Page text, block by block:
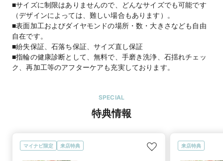
■サイズに制限はありませんので、どんなサイズでも可能です
（デザインによっては、難しい場合もあります）。
■表面加工およびダイヤモンドの場所・数・大きさなども自由
自在です。
■紛失保証、石落ち保証、サイズ直し保証
■指輪の健康診断として、無料で、手磨き洗浄、石揺れチェッ
ク、再加工等のアフターケアも充実しております。
SPECIAL
特典情報
マイナビ限定 来店特典 来店特典